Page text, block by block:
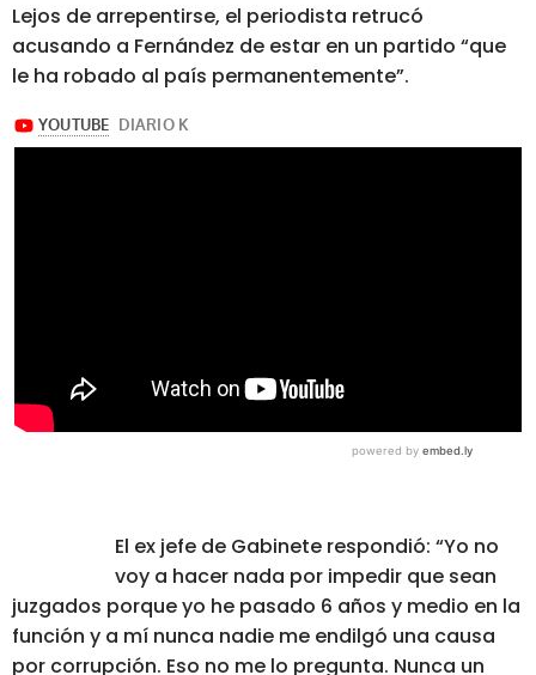
Lejos de arrepentirse, el periodista retrucó
acusando a Fernández de estar en un partido “que
le ha robado al país permanentemente”.
El ex jefe de Gabinete respondió: “Yo no
voy a hacer nada por impedir que sean
juzgados porque yo he pasado 6 años y medio en la
función y a mí nunca nadie me endilgó una causa
por corrupción. Eso no me lo pregunta. Nunca un